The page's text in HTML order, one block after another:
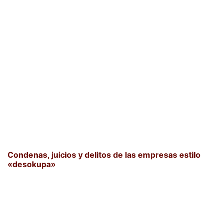
Condenas, juicios y delitos de las empresas estilo
«desokupa»